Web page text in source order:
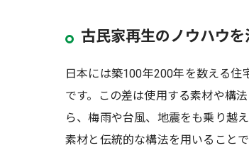
古民家再生のノウハウ
日本には築100年200年を数える
です。この差は使用する素材や構
ら、梅雨や台風、地震をも乗り越
素材と伝統的な構法を用いること